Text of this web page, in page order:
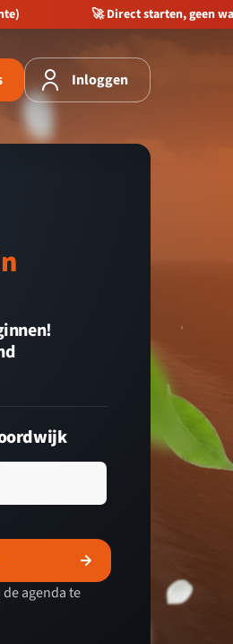
🚀 Direct starten, geen
Inloggen
agenda te